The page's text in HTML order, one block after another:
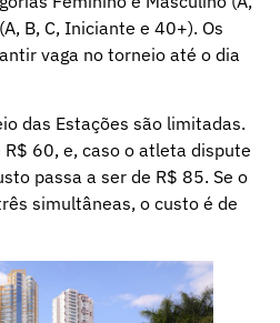
B, C, Iniciante e 40+). Os
vaga no torneio até o dia
das Estações são limitadas.
60, e, caso o atleta dispute
passa a ser de R$ 85. Se o
simultâneas, o custo é de